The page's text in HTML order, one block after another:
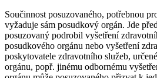
Součinnost posuzovaného, potřebnou
vyžaduje sám posudkový orgán. Jde
posuzovaný podrobil vyšetření
posudkového orgánu nebo vyšetření
poskytovatele zdravotního služeb,
orgánu, popř. jinému odbornému